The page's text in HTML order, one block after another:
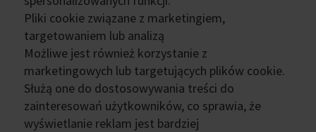
Pliki cookie związane z marketingiem,
targetowaniem lub analizą
Możliwe jest również korzystanie z
marketingowych lub targetujących plików cookie.
Służą one do dostosowywania treści do
zainteresowań użytkowników, co sprawia, że
wyświetlanie reklam jest bardziej